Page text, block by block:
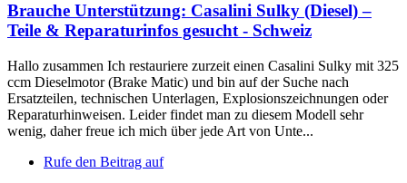
Brauche Unterstützung: Casalini Sulky (Diesel) –
Teile & Reparaturinfos gesucht - Schweiz
Hallo zusammen Ich restauriere zurzeit einen Casalini Sulky mit 325
ccm Dieselmotor (Brake Matic) und bin auf der Suche nach
Ersatzteilen, technischen Unterlagen, Explosionszeichnungen oder
Reparaturhinweisen. Leider findet man zu diesem Modell sehr
wenig, daher freue ich mich über jede Art von Unte...
Rufe den Beitrag auf